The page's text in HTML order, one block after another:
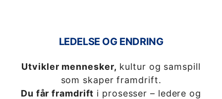
LEDELSE OG ENDRING
Utvikler mennesker, kultur og samspill
som skaper framdrift.
Du får framdrift i prosesser – ledere og